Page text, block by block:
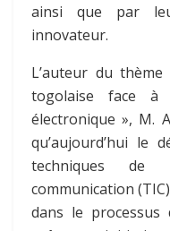
ainsi que par
innovateur.
L’auteur du
togolaise face à
électronique », M.
qu’aujourd’hui le
techniques
communication
dans le processus